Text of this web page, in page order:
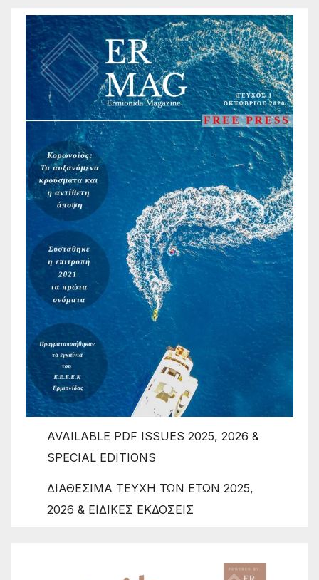
AVAILABLE PDF ISSUES 2025, 2026 &
SPECIAL EDITIONS
ΔΙΑΘΕΣΙΜΑ ΤΕΥΧΗ ΤΩΝ ΕΤΩΝ 2025,
2026 & ΕΙΔΙΚΕΣ ΕΚΔΟΣΕΙΣ